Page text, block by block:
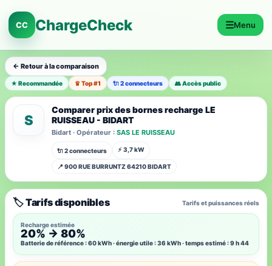
CC ChargeCheck ☰Menu
← Retour à la comparaison
★ Recommandée ♛ Top #1 🔌 2 connecteurs 👥 Accès public
S
Comparer prix des bornes recharge LE
RUISSEAU - BIDART
Bidart · Opérateur : SAS LE RUISSEAU
🔌 2 connecteurs ⚡ 3,7 kW
📍 900 RUE BURRUNTZ 64210 BIDART
🏷️ Tarifs disponibles Tarifs et puissances réels
Recharge estimée
20% → 80%
Batterie de référence : 60 kWh · énergie utile : 36 kWh · temps estimé : 9 h 44